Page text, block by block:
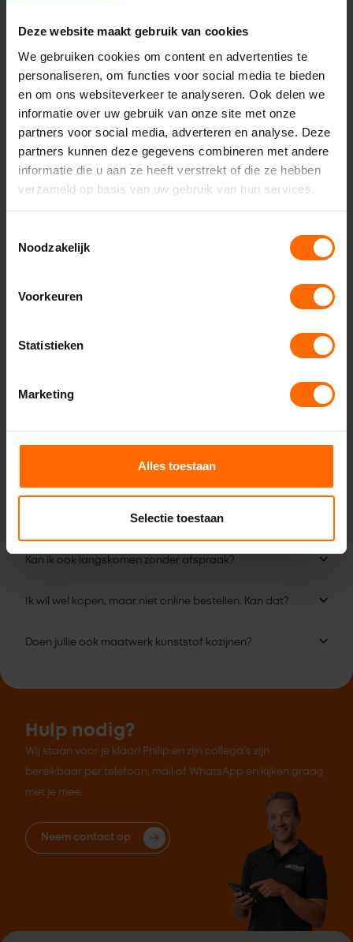
Deze website maakt gebruik van cookies
We gebruiken cookies om content en advertenties te
personaliseren, om functies voor social media te bieden
en om ons websiteverkeer te analyseren. Ook delen we
informatie over uw gebruik van onze site met onze
partners voor social media, adverteren en analyse. Deze
partners kunnen deze gegevens combineren met andere
informatie die u aan ze heeft verstrekt of die ze hebben
verzameld op basis van uw gebruik van hun services.
Noodzakelijk
Voorkeuren
Statistieken
Marketing
Alles toestaan
Selectie toestaan
Online kozijnen. Altijd
dichtbij.
Heerenveen
Leeuwarden - Miedema Bouwmaterialen
Almelo – Witzand
Lichtenvoorde – Witzand
Vriezenveen – Witzand
Drachten – Bouwcenter Concordia
Veelgestelde vragen
Kan ik ook langskomen zonder afspraak?
Ik wil wel kopen, maar niet online bestellen. Kan dat?
Doen jullie ook maatwerk kunststof kozijnen?
Hulp nodig?
Wij staan voor je klaar! Philip en zijn collega's zijn
bereikbaar per telefoon, mail of WhatsApp en kijken graag
met je mee.
Neem contact op